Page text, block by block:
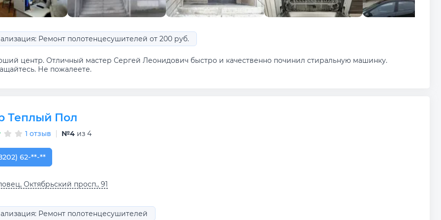
Ремонт полотенцесушителей от 200 руб.
центр. Отличный мастер Сергей Леонидович быстро и качественно починил стиральную машинку.
Не пожалеете.
Теплый Пол
1 отзыв №4 из 4
62-11-82
62-**-**
Октябрьский просп., 91
Ремонт полотенцесушителей